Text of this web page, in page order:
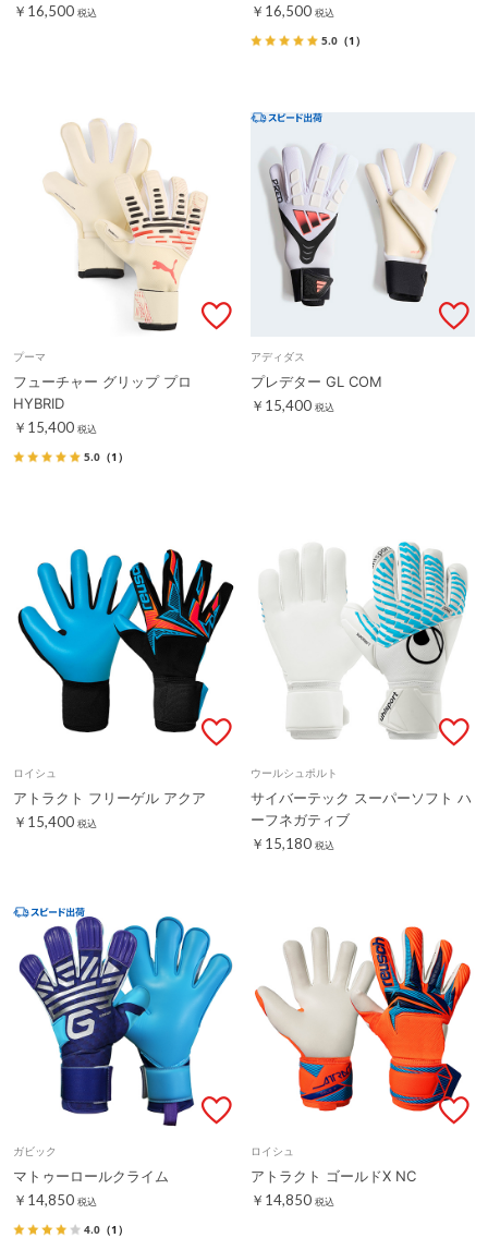
￥16,500 税込
￥16,500 税込
5.0 （1）
プーマ
フューチャー グリップ プロ
HYBRID
￥15,400 税込
5.0 （1）
アディダス
プレデター GL COM
￥15,400 税込
ロイシュ
アトラクト フリーゲル アクア
￥15,400 税込
ウールシュポルト
サイバーテック スーパーソフト ハ
ーフネガティブ
￥15,180 税込
ガビック
マトゥーロールクライム
￥14,850 税込
4.0 （1）
ロイシュ
アトラクト ゴールドX NC
￥14,850 税込